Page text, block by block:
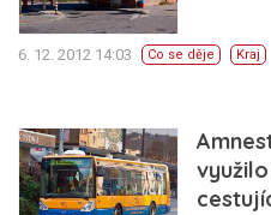
6. 12. 2012 14:03 Co se děje Kraj